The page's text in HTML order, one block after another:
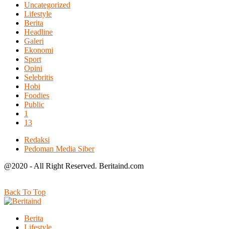
Uncategorized
Lifestyle
Berita
Headline
Galeri
Ekonomi
Sport
Opini
Selebritis
Hobi
Foodies
Public
1
13
Redaksi
Pedoman Media Siber
@2020 - All Right Reserved. Beritaind.com
Back To Top
Berita